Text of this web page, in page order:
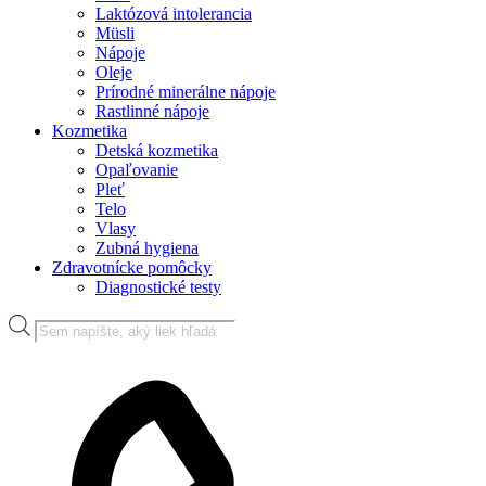
Laktózová intolerancia
Müsli
Nápoje
Oleje
Prírodné minerálne nápoje
Rastlinné nápoje
Kozmetika
Detská kozmetika
Opaľovanie
Pleť
Telo
Vlasy
Zubná hygiena
Zdravotnícke pomôcky
Diagnostické testy
Products
search